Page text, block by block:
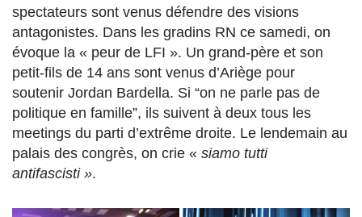
spectateurs sont venus défendre des visions
antagonistes. Dans les gradins RN ce samedi, on
évoque la « peur de LFI ». Un grand-père et son
petit-fils de 14 ans sont venus d’Ariège pour
soutenir Jordan Bardella. Si “on ne parle pas de
politique en famille”, ils suivent à deux tous les
meetings du parti d’extrême droite. Le lendemain au
palais des congrès, on crie « siamo tutti
antifascisti ».